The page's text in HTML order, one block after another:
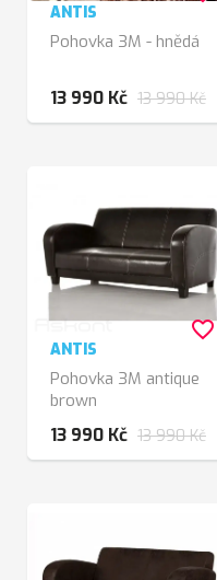
ANTIS
Pohovka 3M - hnědá
13 990 Kč 13 990 Kč
ANTIS
Pohovka 3M antique
brown
13 990 Kč 13 990 Kč
favorite_border